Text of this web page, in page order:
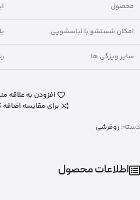
محصول
امکان شستشو با لباسشویی
سایر ویژگی ها
افزودن به علاقه
برای مقایسه اضافه
دسته: روفرشی
اطلاعات محصول